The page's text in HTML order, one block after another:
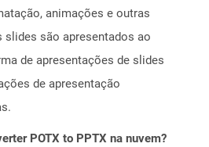
animações e outras
slides são apresentados ao
de apresentações de slides
de apresentação
POTX to PPTX na nuvem?